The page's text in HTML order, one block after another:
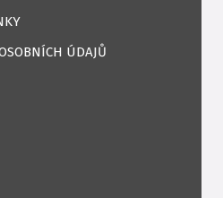
ÚDAJŮ